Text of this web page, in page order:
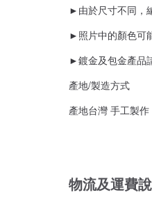
►由於尺寸不同，
►照片中的顏色可
►鍍金及包金產品
產地/製造方式
產地台灣 手工製作
物流及運費